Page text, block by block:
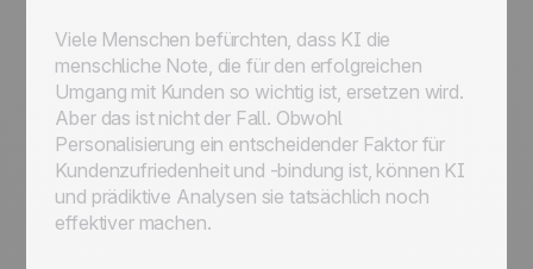
Viele Menschen befürchten, dass KI die
menschliche Note, die für den erfolgreichen
Umgang mit Kunden so wichtig ist, ersetzen wird.
Aber das ist nicht der Fall. Obwohl
Personalisierung ein entscheidender Faktor für
Kundenzufriedenheit und -bindung ist, können KI
und prädiktive Analysen sie tatsächlich noch
effektiver machen.